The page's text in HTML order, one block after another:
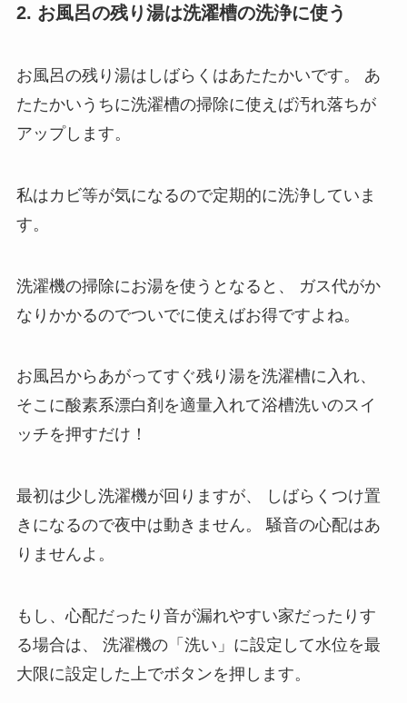
2. お風呂の残り湯は洗濯槽の洗浄に使う
お風呂の残り湯はしばらくはあたたかいです。
あ
たたかいうちに洗濯槽の掃除に使えば汚れ落ちが
アップします。
私はカビ等が気になるので定期的に洗浄していま
す。
洗濯機の掃除にお湯を使うとなると、
ガス代がか
なりかかるのでついでに使えばお得ですよね。
お風呂からあがってすぐ残り湯を洗濯槽に入れ、
そこに酸素系漂白剤を適量入れて浴槽洗いのスイ
ッチを押すだけ！
最初は少し洗濯機が回りますが、
しばらくつけ置
きになるので夜中は動きません。
騒音の心配はあ
りませんよ。
もし、心配だったり音が漏れやすい家だったりす
る場合は、
洗濯機の「洗い」に設定して水位を最
大限に設定した上でボタンを押します。